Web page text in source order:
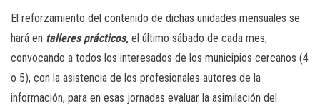
El reforzamiento del contenido de dichas unidades mensuales se
hará en talleres prácticos, el último sábado de cada mes,
convocando a todos los interesados de los municipios cercanos (4
o 5), con la asistencia de los profesionales autores de la
información, para en esas jornadas evaluar la asimilación del